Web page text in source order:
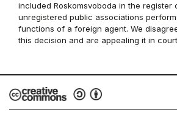
included Roskomsvoboda in the register
unregistered public associations
functions of a foreign agent. We
this decision and are appealing it in